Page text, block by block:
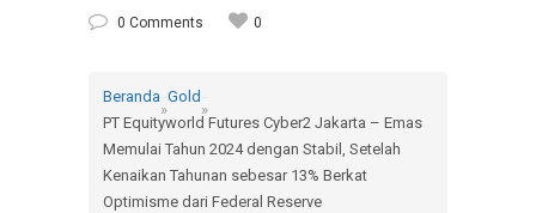
0 Comments
0
Beranda
»
Gold
»
PT Equityworld Futures Cyber2 Jakarta – Emas
Memulai Tahun 2024 dengan Stabil, Setelah
Kenaikan Tahunan sebesar 13% Berkat
Optimisme dari Federal Reserve